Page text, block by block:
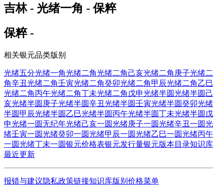
吉林 - 光绪一角 - 保粹
保粹 -
相关银元品类版别
光绪五分光绪一角光绪二角光绪二角己亥光绪二角庚子光绪二
角辛丑光绪二角壬寅光绪二角癸卯光绪二角甲辰光绪二角乙巳
光绪二角丙午光绪二角丁未光绪二角戊申光绪半圆光绪半圆己
亥光绪半圆庚子光绪半圆辛丑光绪半圆壬寅光绪半圆癸卯光绪
半圆甲辰光绪半圆乙巳光绪半圆丙午光绪半圆丁未光绪半圆戊
申光绪一圆无纪年光绪己亥一圆光绪庚子一圆光绪辛丑一圆光
绪壬寅一圆光绪癸卯一圆光绪甲辰一圆光绪乙巳一圆光绪丙午
一圆光绪丁未一圆银元价格表银元发行量银元版本目录知识库
最近更新
报错与建议隐私政策链接知识库版别 价格菜单